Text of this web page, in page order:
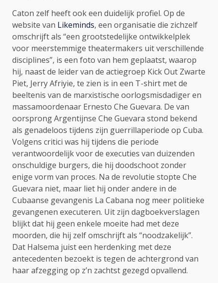
Caton zelf heeft ook een duidelijk profiel. Op de
website van Likeminds, een organisatie die zichzelf
omschrijft als “een grootstedelijke ontwikkelplek
voor meerstemmige theatermakers uit verschillende
disciplines”, is een foto van hem geplaatst, waarop
hij, naast de leider van de actiegroep Kick Out Zwarte
Piet, Jerry Afriyie, te zien is in een T-shirt met de
beeltenis van de marxistische oorlogsmisdadiger en
massamoordenaar Ernesto Che Guevara. De van
oorsprong Argentijnse Che Guevara stond bekend
als genadeloos tijdens zijn guerrillaperiode op Cuba.
Volgens critici was hij tijdens die periode
verantwoordelijk voor de executies van duizenden
onschuldige burgers, die hij doodschoot zonder
enige vorm van proces. Na de revolutie stopte Che
Guevara niet, maar liet hij onder andere in de
Cubaanse gevangenis La Cabana nog meer politieke
gevangenen executeren. Uit zijn dagboekverslagen
blijkt dat hij geen enkele moeite had met deze
moorden, die hij zelf omschrijft als “noodzakelijk”.
Dat Halsema juist een herdenking met deze
antecedenten bezoekt is tegen de achtergrond van
haar afzegging op z’n zachtst gezegd opvallend.